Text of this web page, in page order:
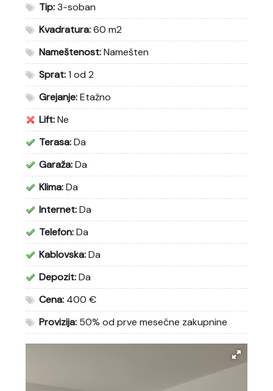
Tip:3-soban
Kvadratura:60 m2
Nameštenost:Namešten
Sprat:1 od 2
Grejanje:Etažno
Lift:Ne
Terasa:Da
Garaža:Da
Klima:Da
Internet:Da
Telefon:Da
Kablovska:Da
Depozit:Da
Cena: 400 €
Provizija: 50% od prve mesečne zakupnine